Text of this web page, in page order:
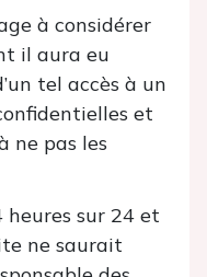
à considérer
il aura eu
tel accès à un
et
ne pas les
heures sur 24 et
ne saurait